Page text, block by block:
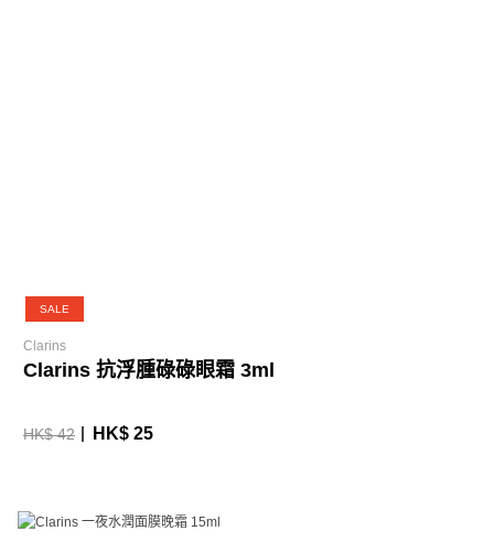
SALE
Clarins
Clarins 抗浮腫碌碌眼霜 3ml
HK$ 42 HK$ 25